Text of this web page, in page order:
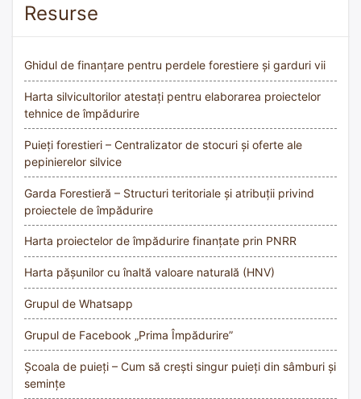
Resurse
Ghidul de finanțare pentru perdele forestiere și garduri vii
Harta silvicultorilor atestați pentru elaborarea proiectelor
tehnice de împădurire
Puieți forestieri – Centralizator de stocuri și oferte ale
pepinierelor silvice
Garda Forestieră – Structuri teritoriale și atribuții privind
proiectele de împădurire
Harta proiectelor de împădurire finanțate prin PNRR
Harta pășunilor cu înaltă valoare naturală (HNV)
Grupul de Whatsapp
Grupul de Facebook „Prima Împădurire”
Școala de puieți – Cum să crești singur puieți din sâmburi și
semințe